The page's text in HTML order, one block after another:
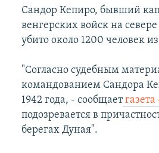
Сандор Кепиро, бывший
венгерских войск на
убито около 1200 человек
"Согласно судебным
командованием Сандора
1942 года, - сообщает
подозревается в
берегах Дуная".